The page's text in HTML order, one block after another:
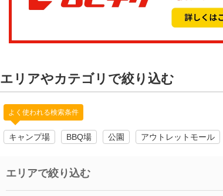
エリアやカテゴリで絞り込む
よく使われる検索条件
キャンプ場 BBQ場 公園 アウトレットモール
エリアで絞り込む